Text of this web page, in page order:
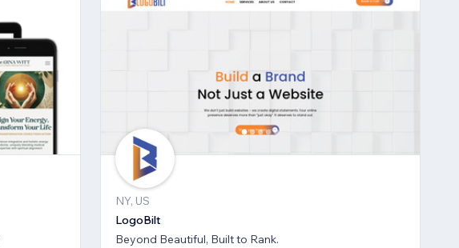
NY, US
LogoBilt
Beyond Beautiful, Built to Rank.